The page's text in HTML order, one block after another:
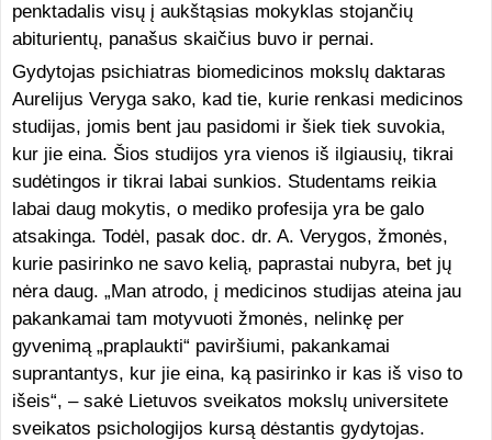
penktadalis visų į aukštąsias mokyklas stojančių
abiturientų, panašus skaičius buvo ir pernai.
Gydytojas psichiatras biomedicinos mokslų daktaras
Aurelijus Veryga sako, kad tie, kurie renkasi medicinos
studijas, jomis bent jau pasidomi ir šiek tiek suvokia,
kur jie eina. Šios studijos yra vienos iš ilgiausių, tikrai
sudėtingos ir tikrai labai sunkios. Studentams reikia
labai daug mokytis, o mediko profesija yra be galo
atsakinga. Todėl, pasak doc. dr. A. Verygos, žmonės,
kurie pasirinko ne savo kelią, paprastai nubyra, bet jų
nėra daug. „Man atrodo, į medicinos studijas ateina jau
pakankamai tam motyvuoti žmonės, nelinkę per
gyvenimą „praplaukti“ paviršiumi, pakankamai
suprantantys, kur jie eina, ką pasirinko ir kas iš viso to
išeis“, – sakė Lietuvos sveikatos mokslų universitete
sveikatos psichologijos kursą dėstantis gydytojas.